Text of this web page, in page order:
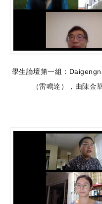
學生論壇第一組：
（雷鳴達），由陳金